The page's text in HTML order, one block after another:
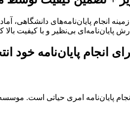
انجام پایان‌نامه‌های
پایان‌نامه‌ای بی‌نظیر و با کیفیت
انجام پایان‌نامه خود
پایان‌نامه امری حیاتی است.